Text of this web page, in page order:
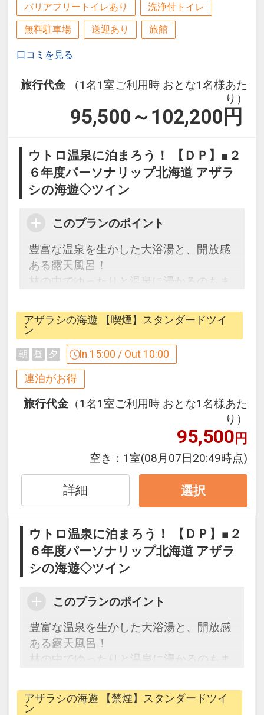
設定期間：2026年4月1日～2027年3月
インターネットコース番号：DP-1-
17300201
バリアフリートイレあり 洗浄付トイレ
無料駐車場 送迎あり 旅館
口コミを見る
旅行代金
（1名1室ご利用時 おとな1名様あた
り）
95,500～102,200 円
ウトロ温泉に泊まろう！ 【ＤＰ】■２
６年度パーソナリップ北海道 アザラ
シの海遊◇ツイン
このプランのポイント
豊富な温泉を生かした大浴湯と、開放感
ある露天風呂！
林の中でゆったりと温泉に浸かるのもま
【連泊するとお得】連泊割引がございま
す
連泊の場合、
２泊目より１泊につきおひとり様
５００円引、こどもＡ３５０円引、こど
もＢ２５０円引
※割引適用後のご旅行代金は、カレンダ
ーからお進みいただいた後表示される
「空室照会結果確認画面」でご確認くだ
※宿泊期間中すべての日において人数・
一であることが割引適用の条件となりま
す。
天然温泉掛け流し！
山々と原生林を眺められます。
掛け流しのウトロの湯で旅の疲れを癒さ
れてみませんか♪
アザラシの海遊 【喫煙】スタンダードツイ
ン
朝 昼 夕 In 15:00 / Out 10:00
連泊がお得
旅行代金 （1名1室ご利用時 おとな1名様あた
り）
95,500円
空き： 1室(08月07日20:49時点)
詳細 選択
ウトロ温泉に泊まろう！ 【ＤＰ】■２
６年度パーソナリップ北海道 アザラ
シの海遊◇ツイン
このプランのポイント
豊富な温泉を生かした大浴湯と、開放感
ある露天風呂！
林の中でゆったりと温泉に浸かるのもま
【連泊するとお得】連泊割引がございま
アザラシの海遊 【禁煙】スタンダードツイ
ン